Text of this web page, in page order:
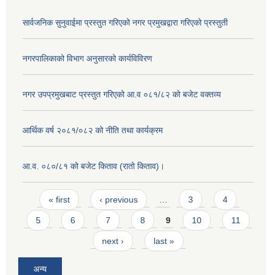
सार्वजनिक सुनुवाईमा प्रस्तुत गरिएको नगर प्रमुखद्वारा गरिएको प्रस्तुती
नगरपालिकाको विभाग अनुसारको कार्यविविरण
नगर उपप्रमुखबाट प्रस्तुत गरिएको आ.व ०८१/८२ को बजेट वक्तव्य
आर्थिक वर्ष २०८१/०८२ को नीति तथा कार्यक्रम
आ.व. ०८०/८१ को बजेट किताव (रातो किताव)।
Pages
« first ‹ previous 3 4
5 6 7 8 9 10 11
next › last »
अन्य